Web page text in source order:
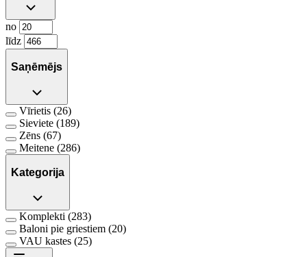
no
līdz
Saņēmējs
Vīrietis (26)
Sieviete (189)
Zēns (67)
Meitene (286)
Kategorija
Komplekti (283)
Baloni pie griestiem (20)
VAU kastes (25)